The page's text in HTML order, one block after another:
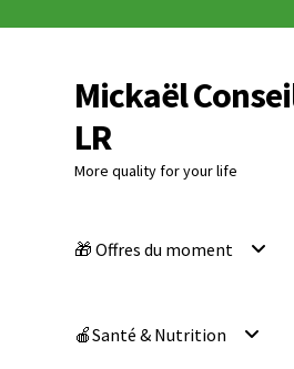
Aller
à
la
navigation
Aller
au
contenu
Mickaël
LR
More quality for your life
🎁 Offres du moment
🍎Santé & Nutrition